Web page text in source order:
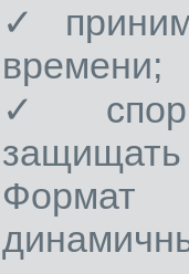
✓
времени;
✓
Формат